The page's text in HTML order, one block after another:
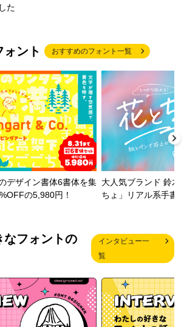
た
ォント おすすめのフォント一覧
デザイン書体6書体を集
の5,980円！
大人気ブランド 鈴木
ちょ」リアル系手書
なフォントの
インタビュー一
覧